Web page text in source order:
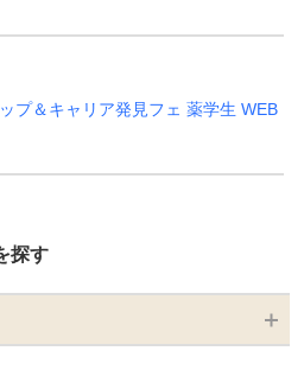
プ＆キャリア発見フェ 薬学生 WEB
探す